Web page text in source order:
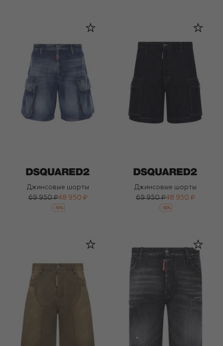
Джинсовые шорты
69 950 ₽48 950 ₽
-30%
Джинсовые шорты
69 950 ₽48 950 ₽
-30%